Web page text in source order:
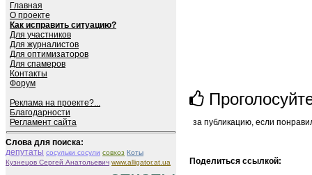
Главная
О проекте
Как исправить ситуацию?
Для участников
Для журналистов
Для оптимизаторов
Для спамеров
Контакты
Форум
Реклама на проекте?...
Благодарности
Регламент сайта
Слова для поиска:
депутаты сосульки сосули совхоз Коты
Кузнецов Сергей Анатольевич www.alligator.at.ua
за публикацию, если
Поделиться ссылкой: